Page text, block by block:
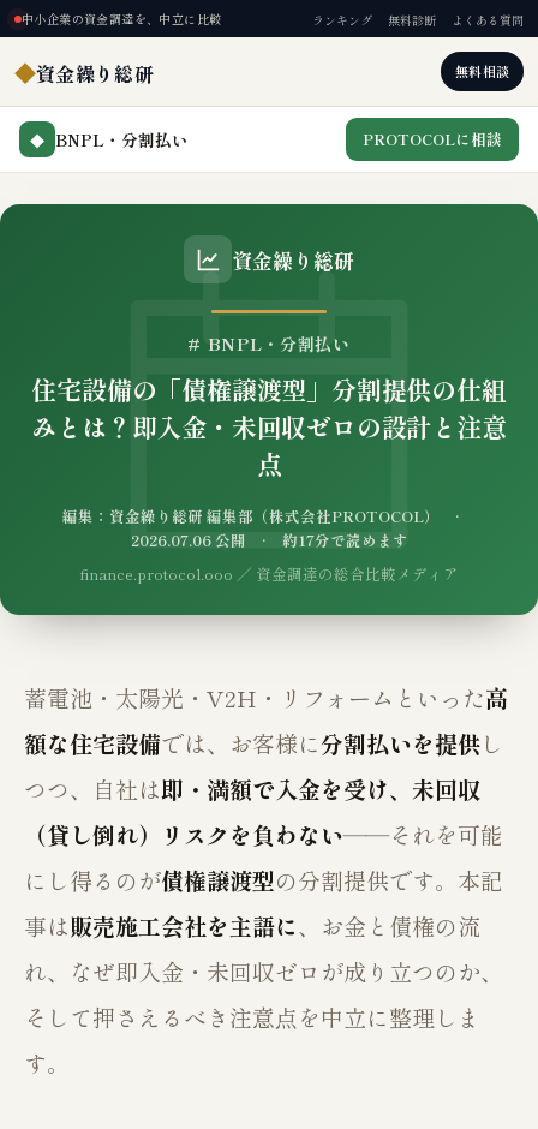
中小企業の資金調達を、中立に比較 ランキング 無料診断 よくある質問
◆資金繰り総研 無料相談
◆ BNPL・分割払い PROTOCOLに相談
資金繰り総研
# BNPL・分割払い
住宅設備の「債権譲渡型」分割提供の仕組
みとは？即入金・未回収ゼロの設計と注意
点
編集：資金繰り総研 編集部（株式会社PROTOCOL） ·
2026.07.06 公開 · 約17分で読めます
finance.protocol.ooo ／ 資金調達の総合比較メディア
蓄電池・太陽光・V2H・リフォームといった高
額な住宅設備では、お客様に分割払いを提供し
つつ、自社は即・満額で入金を受け、未回収
（貸し倒れ）リスクを負わない――それを可能
にし得るのが債権譲渡型の分割提供です。本記
事は販売施工会社を主語に、お金と債権の流
れ、なぜ即入金・未回収ゼロが成り立つのか、
そして押さえるべき注意点を中立に整理しま
す。